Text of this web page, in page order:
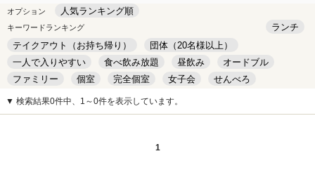
オプション 人気ランキング順
キーワードランキング
ランチ
テイクアウト（お持ち帰り）
団体（20名様以上）
一人で入りやすい
食べ飲み放題 昼飲み
オードブル
ファミリー
個室 完全個室 女子会
せんべろ
キッズルーム
安い デート
▼ 検索結果0件中、1～0件を表示しています。
1